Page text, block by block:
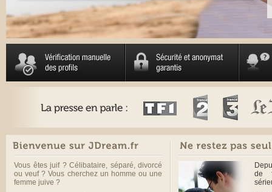
Vous êtes juif ? Célibataire, séparé, divorcé
ou veuf ? Vous cherchez un homme ou une
femme juive ?
de